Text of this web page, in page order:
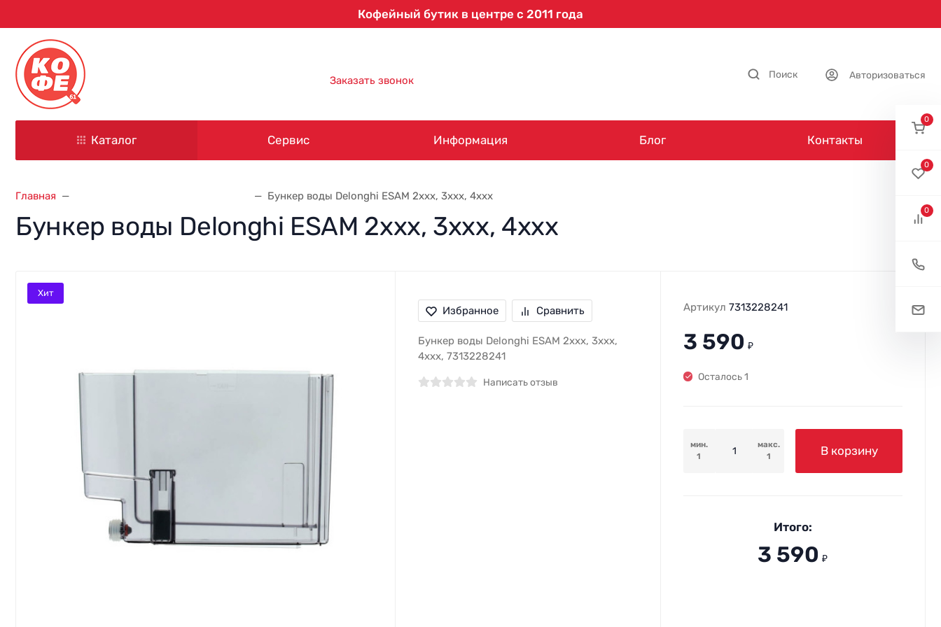
Кофейный бутик в центре с 2011 года
Заказать звонок Поиск Авторизоваться
Каталог Сервис Информация Блог Контакты
Главная Бункер воды Delonghi ESAM 2xxx, 3xxx, 4xxx
Бункер воды Delonghi ESAM 2xxx, 3xxx, 4xxx
Хит
Избранное Сравнить
Бункер воды Delonghi ESAM 2xxx, 3xxx,
4xxx, 7313228241
Написать отзыв
Артикул 7313228241
3 590 ₽
Осталось 1
мин.
1
макс.
1
В корзину
Итого:
3 590 ₽
0
0
0